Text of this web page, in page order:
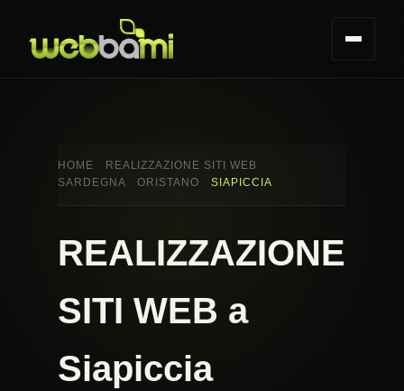
HOME
REALIZZAZIONE SITI WEB
SARDEGNA
ORISTANO SIAPICCIA
REALIZZAZIONE
SITI WEB a
Siapiccia